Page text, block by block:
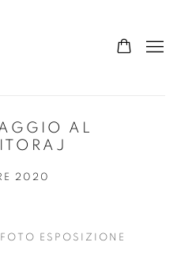
AL
2020
FOTO ESPOSIZIONE